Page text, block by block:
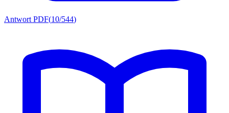
Antwort PDF(10/544)